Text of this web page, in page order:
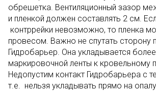
обрешетка. Вентиляционный зазор
и пленкой должен составлять 2 см.
контррейки невозможно, то пленка
провесом. Важно не спутать сторону
Гидробарьер. Она укладывается
маркировочной ленты к кровельному
Недопустим контакт Гидробарьера с
т.е. нельзя укладывать прямо на